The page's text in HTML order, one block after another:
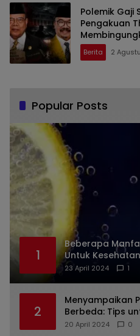
Polemik Gaji
Pengakuan
Berita 2
Popular Posts
1
Beberapa
Untuk
23 April 2024 1
2
Menyampaikan
Berbeda: Tips
dan Unik
20 April 2024 0